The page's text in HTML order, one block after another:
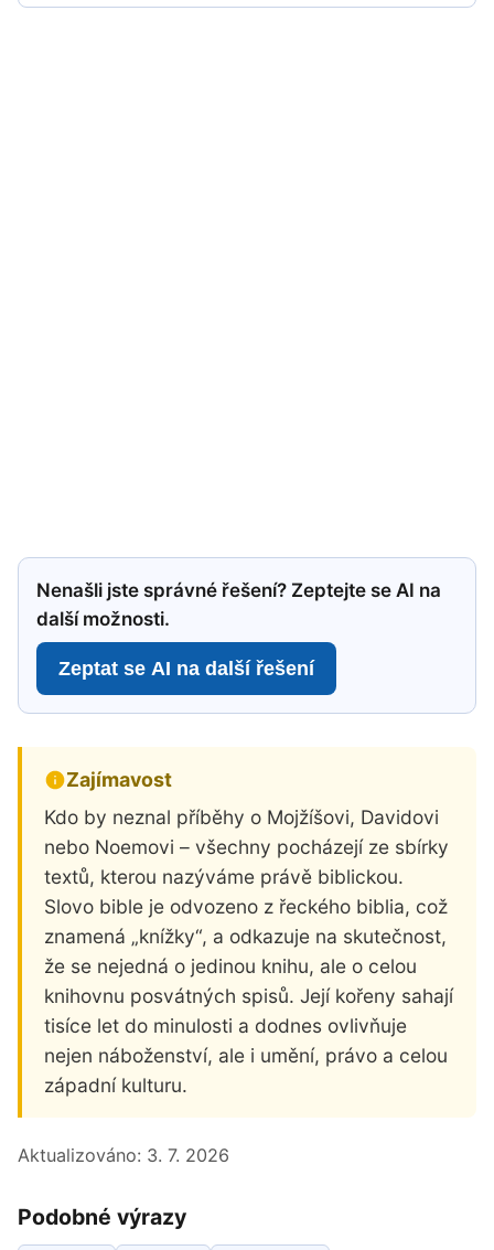
Nenašli jste správné řešení? Zeptejte se AI na
další možnosti.
Zeptat se AI na další řešení
Zajímavost
Kdo by neznal příběhy o Mojžíšovi, Davidovi
nebo Noemovi – všechny pocházejí ze sbírky
textů, kterou nazýváme právě biblickou.
Slovo bible je odvozeno z řeckého biblia, což
znamená „knížky“, a odkazuje na skutečnost,
že se nejedná o jedinou knihu, ale o celou
knihovnu posvátných spisů. Její kořeny sahají
tisíce let do minulosti a dodnes ovlivňuje
nejen náboženství, ale i umění, právo a celou
západní kulturu.
Aktualizováno: 3. 7. 2026
Podobné výrazy